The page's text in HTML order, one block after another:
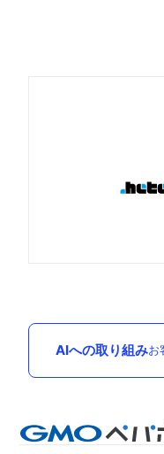
AIへの取り組みお